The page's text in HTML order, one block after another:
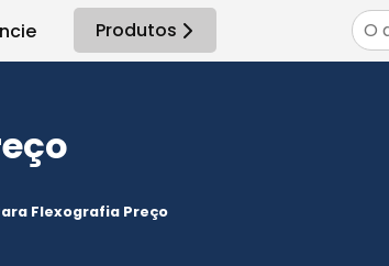
Produtos
Flexografia Preço